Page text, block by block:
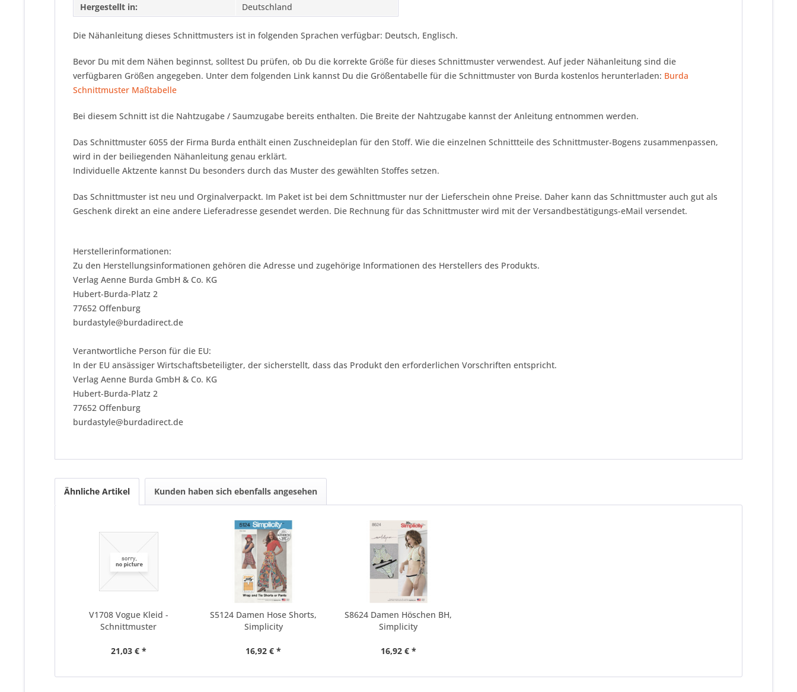
Hergestellt in:
Deutschland
Die Nähanleitung dieses Schnittmusters ist in folgenden Sprachen verfügbar: Deutsch, Englisch.
Bevor Du mit dem Nähen beginnst, solltest Du prüfen, ob Du die korrekte Größe für dieses Schnittmuster verwendest. Auf jeder Nähanleitung sind die
verfügbaren Größen angegeben. Unter dem folgenden Link kannst Du die Größentabelle für die Schnittmuster von Burda kostenlos herunterladen: Burda
Schnittmuster Maßtabelle
Bei diesem Schnitt ist die Nahtzugabe / Saumzugabe bereits enthalten. Die Breite der Nahtzugabe kannst der Anleitung entnommen werden.
Das Schnittmuster 6055 der Firma Burda enthält einen Zuschneideplan für den Stoff. Wie die einzelnen Schnittteile des Schnittmuster-Bogens zusammenpassen,
wird in der beiliegenden Nähanleitung genau erklärt.
Individuelle Aktzente kannst Du besonders durch das Muster des gewählten Stoffes setzen.
Das Schnittmuster ist neu und Orginalverpackt. Im Paket ist bei dem Schnittmuster nur der Lieferschein ohne Preise. Daher kann das Schnittmuster auch gut als
Geschenk direkt an eine andere Lieferadresse gesendet werden. Die Rechnung für das Schnittmuster wird mit der Versandbestätigungs-eMail versendet.
Herstellerinformationen:
Zu den Herstellungsinformationen gehören die Adresse und zugehörige Informationen des Herstellers des Produkts.
Verlag Aenne Burda GmbH & Co. KG
Hubert-Burda-Platz 2
77652 Offenburg
burdastyle@burdadirect.de
Verantwortliche Person für die EU:
In der EU ansässiger Wirtschaftsbeteiligter, der sicherstellt, dass das Produkt den erforderlichen Vorschriften entspricht.
Verlag Aenne Burda GmbH & Co. KG
Hubert-Burda-Platz 2
77652 Offenburg
burdastyle@burdadirect.de
Ähnliche Artikel Kunden haben sich ebenfalls angesehen
V1708 Vogue Kleid -
Schnittmuster
21,03 € *
S5124 Damen Hose Shorts,
Simplicity
16,92 € *
S8624 Damen Höschen BH,
Simplicity
16,92 € *